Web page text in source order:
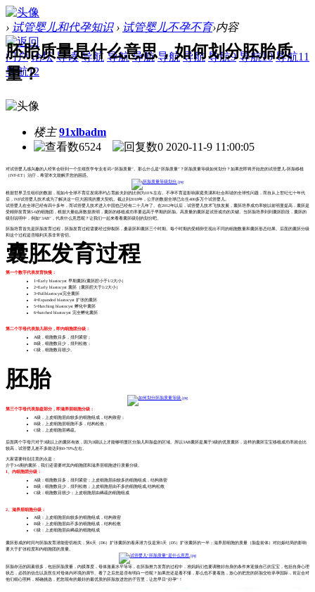
› 试管婴儿和代孕知识 › 试管婴儿不孕不育›内容
门户 论坛 导读 导航 导航 导航 导航 导航 导航9 导航10 导航11
导航12
胚胎质量是什么意思，如何划分胚胎质
量？
楼主 91xlbadm
6524
0 2020-11-9 11:00:05
对试管婴儿感兴趣的人经常会听到一个生殖医学专业名词-“胚胎质量”。那么什么是“胚胎质量”？胚胎质量等级如何划分？如果您即将开始您的试管婴儿-胚胎移植
（IVF-ET）治疗，希望本文能解开您的困惑。
根据世界卫生组织的数据，现如今全球不育症发病率约占育龄夫妇的比例为10％左右。不孕不育是影响家庭美满和社会和谐的全球性问题，而自从上世纪七十年代
后，IVF试管婴儿技术成为了解决这一巨大困境的重大契机。截止到2018年，公开的数据全球已出生400多万个试管婴儿。
试管婴儿在全球已经有四十多年，而试管婴儿技术进入中国也已经有二十几年了。在2012年以后，试管婴儿技术飞快发展，囊胚培养成功率较以前明显提高，囊胚是
受精卵发育第5-6的细胞团，根据大量临床数据表明，囊胚的移植成功率要远高于早期的胚胎。高质量的囊胚是试管成功的关键。当胚胎培养到到囊胚阶段，囊胚的
级别说明中，例如“3AB”，代表什么意思呢？让我们一起来看看囊胚级别的划分吧。
胚胎培育首先是胚胎发育过程，胚胎发育过程需要经过卵裂胚，桑葚胚和囊胚三个时期。每个时期的受精卵呈现出不同的细胞数量和囊胚形态结果。后面的囊胚分级
和这个过程是否顺利关系非常密切。
囊胚发育过程
第一个数字代表发育快慢：
1=Early blastocyst 早期囊胚(囊胚腔小于1/2大小）
2=Early blastocyst 囊胚（囊胚腔大于1/2大小）
3=Fullblastocyst完全囊胚
4=Expanded blastocyst 扩张的囊胚
5=Hatching blastocyst 孵化中囊胚
6=hatched blastocyst 完全孵化囊胚
第二个字母代表胎儿部分，即内细胞团分级：
A级，细胞数目多，排列紧密；
B级，细胞数目少，排列松散；
C级，细胞数目很少。
胚胎
第三个字母代表胎盘部分，即滋养层细胞分级：
A级，上皮细胞层由较多的细胞组成，结构致密；
B级，上皮细胞层细胞不多，结构松散；
C级，上皮细胞层稀疏。
后面两个字母只对于3级以上的囊胚有效，因为3级以上才能够明显区分胎儿和胎盘的区域。所以3AB囊胚是属于3级的优质囊胚，这样的囊胚宝宝移植成功率就会比
较高，试管婴儿差不多能达到60-70%左右。
大家需要特别注意的点是：
介于3-6期的囊胚，我们还需要对其内细胞团和滋养层细胞进行质量分级。
1、内细胞团分级：
A级：细胞数目多，排列紧密；上皮细胞层由较多的细胞组成，结构致密
B级：细胞数目少，排列松散；上皮细胞层由不多的细胞组成,结构松散
C级：细胞数目很少；上皮细胞层由稀疏的细胞组成
2、滋养层细胞分级：
A级：上皮细胞层由较多的细胞组成，结构致密
B级：上皮细胞层由不多的细胞组成，结构松散
C级：上皮细胞层由稀疏的细胞组成
囊胚形成的时间与胚胎发育潜能密切相关，第6天（D6）扩张囊胚的着床潜力仅是第5天（D5）扩张囊胚的一半；滋养层细胞的质量（胎盘前体）对妊娠结局的影响
要大于扩张程度和内细胞团的质量。
胚胎存活的因素很多，包括胚胎质量，内膜厚度，母体激素水平等等，在胚胎努力发育的过程中，准妈妈们也要调整好自身的条件来迎接自己的宝宝，包括自身心理
状态，必胜的信念以及医生对母体内环境的调节。看了之后您是否有明白一些呢？如果您还是看不懂，那么也不要着急，放心的把您的胚胎交给承孕国际，肯定会对
他们细心照料，精确挑选，把您现有的最好的最优质的胚胎放进您的子宫里，让您早日“好孕”！​​​​